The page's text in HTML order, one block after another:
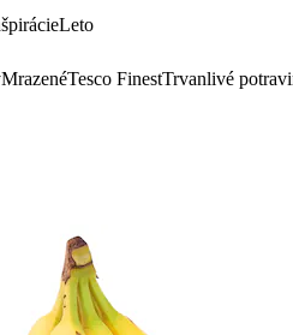
Leto
MrazenéTesco FinestTrvanlivé